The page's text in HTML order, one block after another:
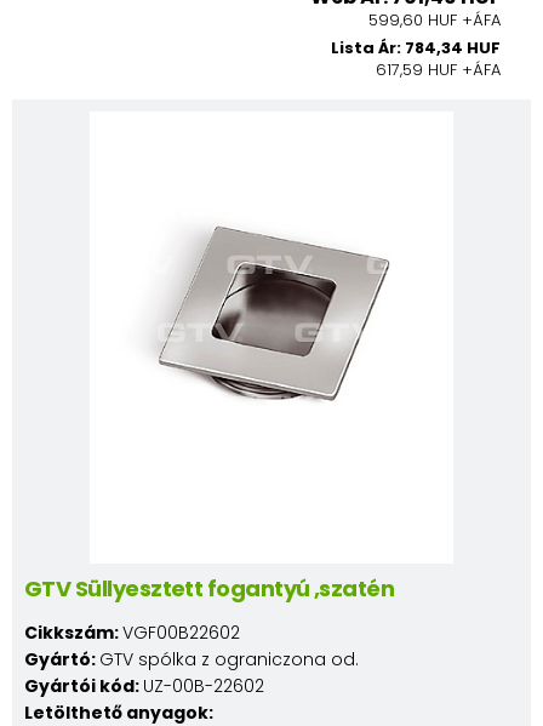
599,60 HUF +ÁFA
Lista Ár: 784,34 HUF
617,59 HUF +ÁFA
GTV Süllyesztett fogantyú ,szatén
Cikkszám:VGF00B22602
Gyártó: GTV spólka z ograniczona od.
Gyártói kód: UZ-00B-22602
Letölthető anyagok: